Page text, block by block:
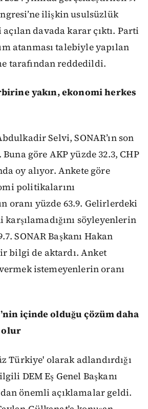
ilişkin usulsüzlük
davada karar çıktı. Parti
atanması talebiyle yapılan
tarafından reddedildi.
yakın, ekonomi herkes
Selvi, SONAR’ın son
göre AKP yüzde 32.3, CHP
oy alıyor. Ankete göre
politikalarını
oranı yüzde 63.9. Gelirlerdeki
söyleyenlerin
SONAR Başkanı Hakan
bilgi de aktardı. Anket
istemeyenlerin oranı
içinde olduğu çözüm daha
olur
Türkiye' olarak adlandırdığı
DEM Eş Genel Başkanı
önemli açıklamalar geldi.